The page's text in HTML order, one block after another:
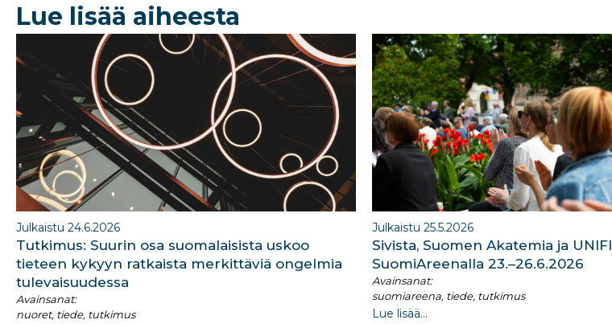
o
o
k
n
mn
Lue lisää aiheesta
Julkaistu 24.6.2026
Tutkimus: Suurin osa suomalaisista uskoo
tieteen kykyyn ratkaista merkittäviä ongelmia
tulevaisuudessa
Avainsanat:
nuoret, tiede, tutkimus
Julkaistu 25.5.2026
Sivista, Suomen Akatemia ja UNIFI
SuomiAreenalla 23.–26.6.2026
Avainsanat:
suomiareena, tiede, tutkimus
Lue lisää...